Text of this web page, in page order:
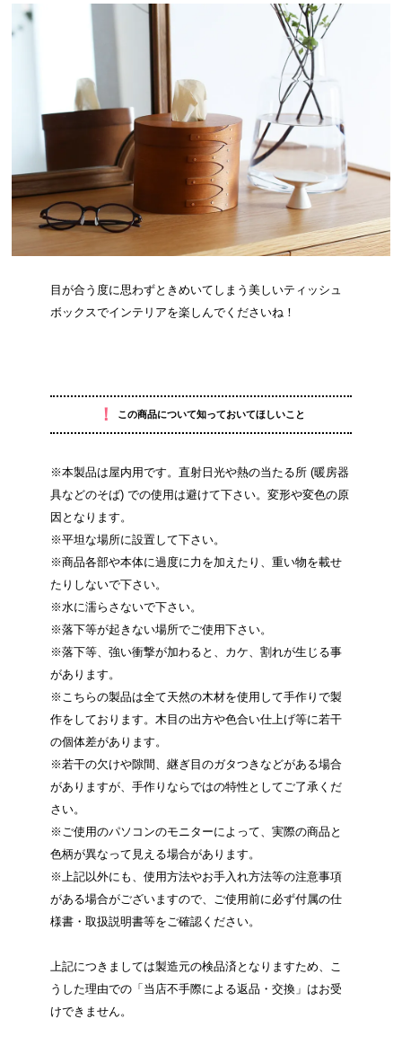
目が合う度に思わずときめいてしまう美しいティッシュ
ボックスでインテリアを楽しんでくださいね！
！ この商品について知っておいてほしいこと
※本製品は屋内用です。直射日光や熱の当たる所 (暖房器
具などのそば) での使用は避けて下さい。変形や変色の原
因となります。
※平坦な場所に設置して下さい。
※商品各部や本体に過度に力を加えたり、重い物を載せ
たりしないで下さい。
※水に濡らさないで下さい。
※落下等が起きない場所でご使用下さい。
※落下等、強い衝撃が加わると、カケ、割れが生じる事
があります。
※こちらの製品は全て天然の木材を使用して手作りで製
作をしております。木目の出方や色合い仕上げ等に若干
の個体差があります。
※若干の欠けや隙間、継ぎ目のガタつきなどがある場合
がありますが、手作りならではの特性としてご了承くだ
さい。
※ご使用のパソコンのモニターによって、実際の商品と
色柄が異なって見える場合があります。
※上記以外にも、使用方法やお手入れ方法等の注意事項
がある場合がございますので、ご使用前に必ず付属の仕
様書・取扱説明書等をご確認ください。
上記につきましては製造元の検品済となりますため、こ
うした理由での「当店不手際による返品・交換」はお受
けできません。